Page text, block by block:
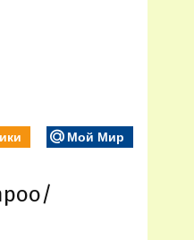
Мой Мир